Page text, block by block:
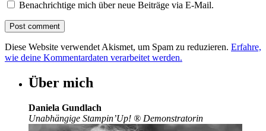
Benachrichtige mich über neue Beiträge via E-Mail.
Diese Website verwendet Akismet, um Spam zu reduzieren. Erfahre,
wie deine Kommentardaten verarbeitet werden.
Über mich
Daniela Gundlach
Unabhängige Stampin’Up! ® Demonstratorin